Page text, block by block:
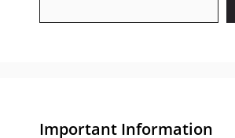
Important Information